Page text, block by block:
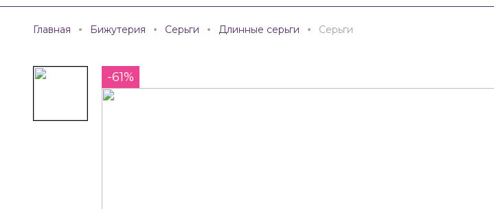
Главная Бижутерия Серьги Длинные серьги Серьги
-61%